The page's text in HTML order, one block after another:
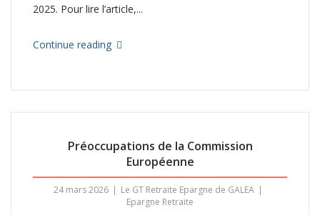
2025. Pour lire l’article,...
Continue reading
Préoccupations de la Commission
Européenne
24 mars 2026
Le GT Retraite Epargne de GALEA
Epargne Retraite